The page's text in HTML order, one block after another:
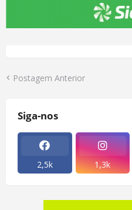
Postagem Anterior
Siga-nos
2,5k 1,3k